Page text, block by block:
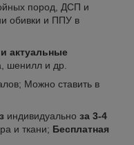
пород, ДСП и
обивки и ППУ в
и актуальные
шенилл и др.
Можно ставить в
индивидуально за 3-4
и ткани; Бесплатная